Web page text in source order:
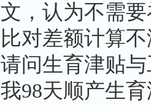
文，认为不需
比对差额计算
请问生育津贴
我98天顺产生